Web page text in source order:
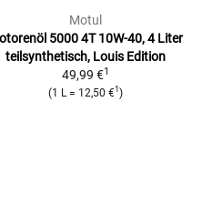
Motul
5000 4T 10W-40, 4 Liter
teilsynthetisch, Louis Edition
49,99 €1
(1 L = 12,50 €1 )